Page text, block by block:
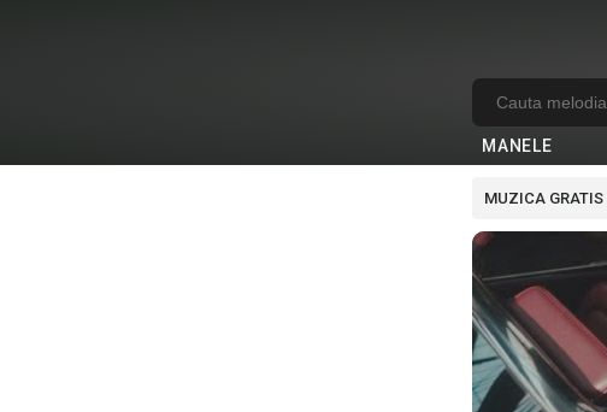
MANELE
MUZICA GRATIS